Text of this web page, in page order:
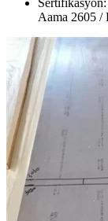
Aama 2605 /